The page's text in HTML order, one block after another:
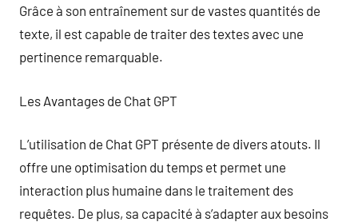
Grâce à son entraînement sur de vastes quantités de
texte, il est capable de traiter des textes avec une
pertinence remarquable.
Les Avantages de Chat GPT
L’utilisation de Chat GPT présente de divers atouts. Il
offre une optimisation du temps et permet une
interaction plus humaine dans le traitement des
requêtes. De plus, sa capacité à s’adapter aux besoins